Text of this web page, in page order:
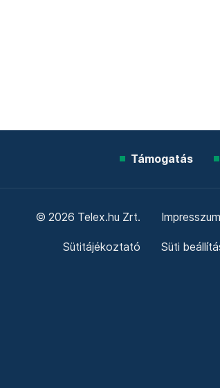
Támogatás
© 2026 Telex.hu Zrt. Impresszum
Sütitájékoztató Süti